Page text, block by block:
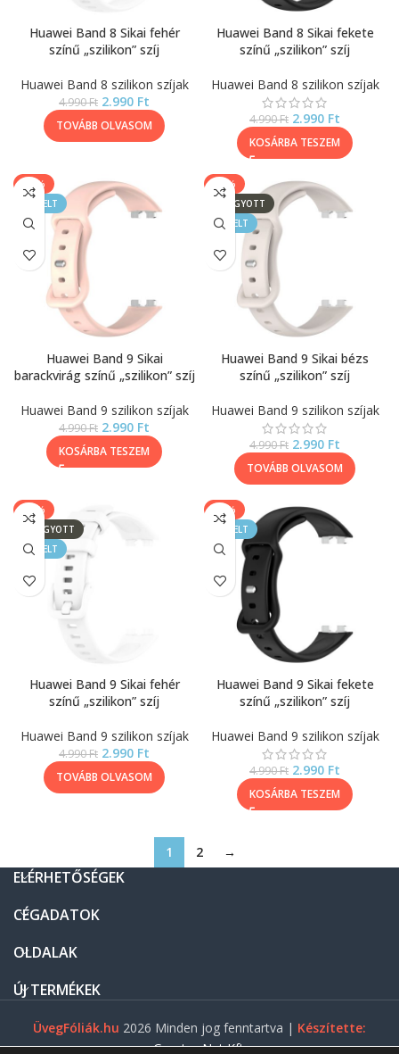
Huawei Band 8 Sikai fehér
színű „szilikon” szíj
Huawei Band 8 szilikon szíjak
4.990Ft 2.990 Ft
TOVÁBB OLVASOM
Huawei Band 8 Sikai fekete
színű „szilikon” szíj
Huawei Band 8 szilikon szíjak
4.990Ft 2.990 Ft
KOSÁRBA TESZEM
-40%
KIEMELT
Huawei Band 9 Sikai
barackvirág színű „szilikon” szíj
Huawei Band 9 szilikon szíjak
4.990Ft 2.990 Ft
KOSÁRBA TESZEM
-40%
ELFOGYOTT
KIEMELT
Huawei Band 9 Sikai bézs
színű „szilikon” szíj
Huawei Band 9 szilikon szíjak
4.990Ft 2.990 Ft
TOVÁBB OLVASOM
-40%
ELFOGYOTT
KIEMELT
Huawei Band 9 Sikai fehér
színű „szilikon” szíj
Huawei Band 9 szilikon szíjak
4.990Ft 2.990 Ft
TOVÁBB OLVASOM
-40%
KIEMELT
Huawei Band 9 Sikai fekete
színű „szilikon” szíj
Huawei Band 9 szilikon szíjak
4.990Ft 2.990 Ft
KOSÁRBA TESZEM
1 2 →
ELÉRHETŐSÉGEK
CÉGADATOK
OLDALAK
ÚJ TERMÉKEK
ÜvegFóliák.hu 2026 Minden jog fenntartva | Készítette:
Gasztro Net Kft.